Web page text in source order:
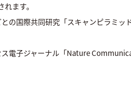
れます。
の国際共同研究「スキャンピラミッ
電子ジャーナル「Nature